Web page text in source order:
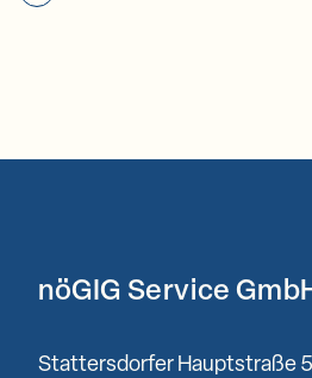
nöGIG Service
Stattersdorfer Hauptstraße